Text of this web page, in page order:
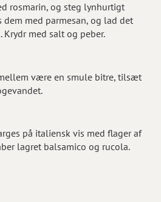
rosmarin, og steg lynhurtigt
dem med parmesan, og lad det
med salt og peber.
være en smule bitre, tilsæt
på italiensk vis med flager af
lagret balsamico og rucola.